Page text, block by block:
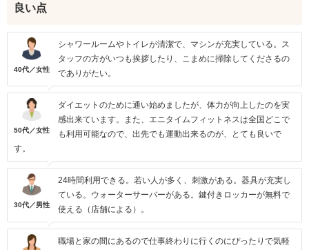
良い点
40代／女性
シャワールームやトイレが清潔で、マシンが充実している。ス
タッフの方がいつも挨拶したり、こまめに掃除してくださるの
でありがたい。
50代／女性
ダイエットのために通い始めましたが、体力が向上したのを実
感出来ています。また、エニタイムフィットネスは全国どこで
も利用可能なので、出先でも運動出来るのが、とても良いで
す。
30代／男性
24時間利用できる。若い人が多く、刺激がある。器具が充実し
ている。ウォーターサーバーがある。鍵付きロッカーが無料で
使える（店舗による）。
職場と家の間にあるので仕事終わりに行くのにぴったりで気軽